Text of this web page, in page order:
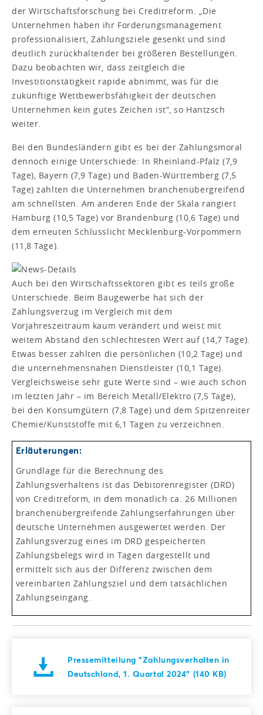
der Wirtschaftsforschung bei Creditreform. „Die
Unternehmen haben ihr Forderungsmanagement
professionalisiert, Zahlungsziele gesenkt und sind
deutlich zurückhaltender bei größeren Bestellungen.
Dazu beobachten wir, dass zeitgleich die
Investitionstätigkeit rapide abnimmt, was für die
zukünftige Wettbewerbsfähigkeit der deutschen
Unternehmen kein gutes Zeichen ist“, so Hantzsch
weiter.
Bei den Bundesländern gibt es bei der Zahlungsmoral
dennoch einige Unterschiede: In Rheinland-Pfalz (7,9
Tage), Bayern (7,9 Tage) und Baden-Württemberg (7,5
Tage) zahlten die Unternehmen branchenübergreifend
am schnellsten. Am anderen Ende der Skala rangiert
Hamburg (10,5 Tage) vor Brandenburg (10,6 Tage) und
dem erneuten Schlusslicht Mecklenburg-Vorpommern
(11,8 Tage).
Auch bei den Wirtschaftssektoren gibt es teils große
Unterschiede. Beim Baugewerbe hat sich der
Zahlungsverzug im Vergleich mit dem
Vorjahreszeitraum kaum verändert und weist mit
weitem Abstand den schlechtesten Wert auf (14,7 Tage).
Etwas besser zahlten die persönlichen (10,2 Tage) und
die unternehmensnahen Dienstleister (10,1 Tage).
Vergleichsweise sehr gute Werte sind – wie auch schon
im letzten Jahr – im Bereich Metall/Elektro (7,5 Tage),
bei den Konsumgütern (7,8 Tage) und dem Spitzenreiter
Chemie/Kunststoffe mit 6,1 Tagen zu verzeichnen.
Erläuterungen:
Grundlage für die Berechnung des
Zahlungsverhaltens ist das Debitorenregister (DRD)
von Creditreform, in dem monatlich ca. 26 Millionen
branchenübergreifende Zahlungserfahrungen über
deutsche Unternehmen ausgewertet werden. Der
Zahlungsverzug eines im DRD gespeicherten
Zahlungsbelegs wird in Tagen dargestellt und
ermittelt sich aus der Differenz zwischen dem
vereinbarten Zahlungsziel und dem tatsächlichen
Zahlungseingang.
Pressemitteilung "Zahlungsverhalten in
Deutschland, 1. Quartal 2024" (140 KB)